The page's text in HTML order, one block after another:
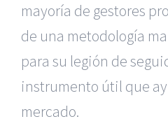
mayoría de gestores
de una metodología
para su legión de
instrumento útil que
mercado.